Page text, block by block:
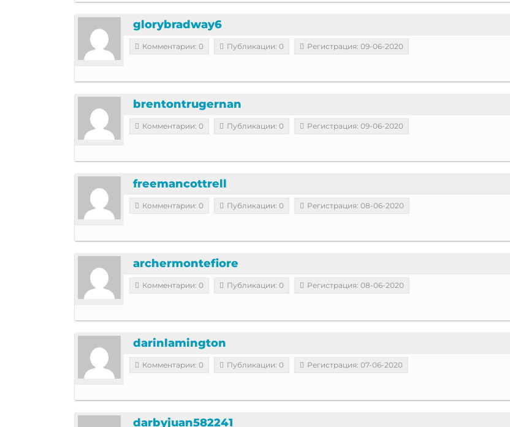
glorybradway6
Комментарии: 0 Публикации: 0 Регистрация: 09-06-2020
brentontrugernan
Комментарии: 0 Публикации: 0 Регистрация: 09-06-2020
freemancottrell
Комментарии: 0 Публикации: 0 Регистрация: 08-06-2020
archermontefiore
Комментарии: 0 Публикации: 0 Регистрация: 08-06-2020
darinlamington
Комментарии: 0 Публикации: 0 Регистрация: 07-06-2020
darbyjuan582241